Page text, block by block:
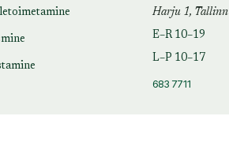
Harju 1, Tallinn
E–R 10–19
L–P 10–17
683 7711